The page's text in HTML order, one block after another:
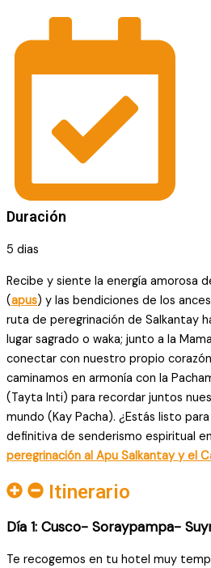
Duración
5 dias
Recibe y siente la energía amorosa
(apus) y las bendiciones de los
ruta de peregrinación de Salkantay
lugar sagrado o waka; junto a la
conectar con nuestro propio
caminamos en armonía con la
(Tayta Inti) para recordar juntos
mundo (Kay Pacha). ¿Estás listo
definitiva de senderismo espiritual
peregrinación al Apu Salkantay y el
Itinerario
Día 1: Cusco- Soraypampa-
Te recogemos en tu hotel muy